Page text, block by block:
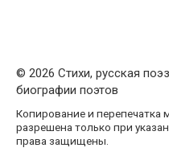
© 2026 Стихи, русская
биографии поэтов
Копирование и перепечатка
разрешена только при
права защищены.